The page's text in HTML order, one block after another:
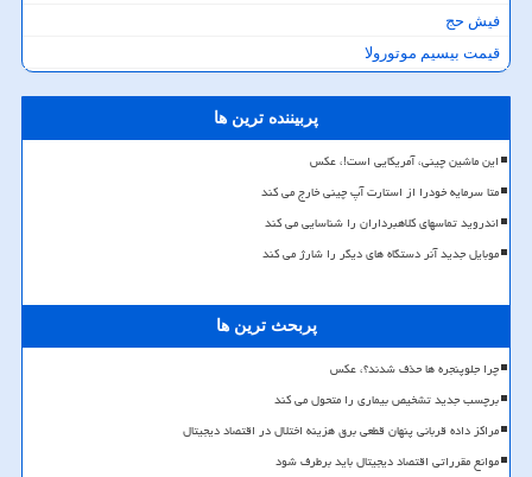
فیش حج
قیمت بیسیم موتورولا
پربیننده ترین ها
این ماشین چینی، آمریکایی است!، عکس
متا سرمایه خودرا از استارت آپ چینی خارج می کند
اندروید تماسهای کلاهبرداران را شناسایی می کند
موبایل جدید آنر دستگاه های دیگر را شارژ می کند
پربحث ترین ها
چرا جلوپنجره ها حذف شدند؟، عکس
برچسب جدید تشخیص بیماری را متحول می کند
مراکز داده قربانی پنهان قطعی برق هزینه اختلال در اقتصاد دیجیتال
موانع مقرراتی اقتصاد دیجیتال باید برطرف شود